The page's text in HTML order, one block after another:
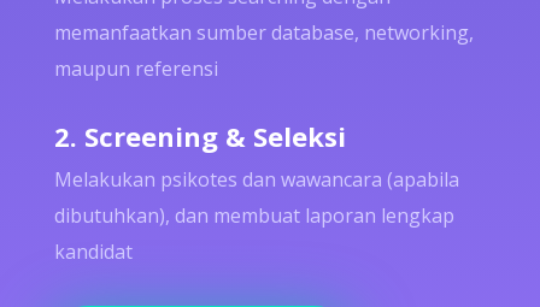
memanfaatkan sumber database, networking,
maupun referensi
2. Screening & Seleksi
Melakukan psikotes dan wawancara (apabila
dibutuhkan), dan membuat laporan lengkap
kandidat